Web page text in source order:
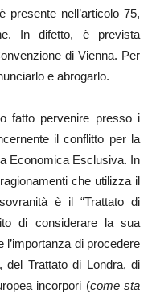
nell’articolo 75,
In difetto, è prevista
di Vienna. Per
e abrogarlo.
fatto pervenire presso i
il conflitto per la
Economica Esclusiva. In
che utilizza il
è il “Trattato di
di considerare la sua
di procedere
del Trattato di Londra, di
incorpori (come sta